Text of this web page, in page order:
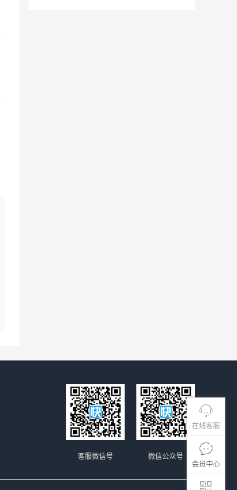
在线客服
会员中心
微信公众号
客服微信号